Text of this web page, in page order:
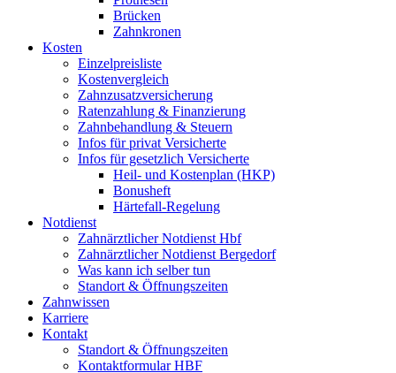
Brücken
Zahnkronen
Kosten
Einzelpreisliste
Kostenvergleich
Zahnzusatzversicherung
Ratenzahlung & Finanzierung
Zahnbehandlung & Steuern
Infos für privat Versicherte
Infos für gesetzlich Versicherte
Heil- und Kostenplan (HKP)
Bonusheft
Härtefall-Regelung
Notdienst
Zahnärztlicher Notdienst Hbf
Zahnärztlicher Notdienst Bergedorf
Was kann ich selber tun
Standort & Öffnungszeiten
Zahnwissen
Karriere
Kontakt
Standort & Öffnungszeiten
Kontaktformular HBF